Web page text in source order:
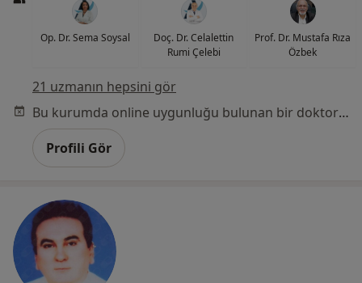
Op. Dr. Sema Soysal
Doç. Dr. Celalettin
Rumi Çelebi
Prof. Dr. Mustafa Rıza
Özbek
21 uzmanın hepsini gör
Bu kurumda online uygunluğu bulunan bir doktor veya uzman bulunamadı
Profili Gör